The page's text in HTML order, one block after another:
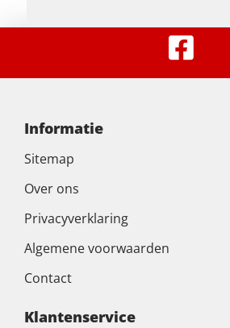
Informatie
Sitemap
Over ons
Privacyverklaring
Algemene voorwaarden
Contact
Klantenservice